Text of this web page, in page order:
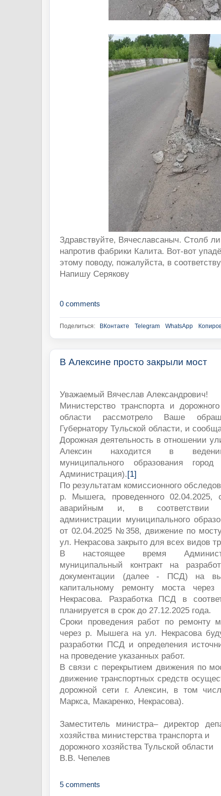
Здравствуйте, Вячеславсаныч. Столб
напротив фабрики Калита. Вот-вот
этому поводу, пожалуйста, в
Напишу Серякову
0 comments
Поделиться: ВКонтакте Telegram WhatsApp
В Алексине просто закрыли мост
Уважаемый Вячеслав Александрович!
Министерство транспорта и
области рассмотрело Ваше
Губернатору Тульской области, и
Дорожная деятельность в отношении
Алексин находится в
муниципального образования
Администрация).[1]
По результатам комиссионного
р. Мышега, проведенного 02.04.2025,
аварийным и, в соответствии
администрации муниципального
от 02.04.2025 №358, движение по
ул. Некрасова закрыто для всех видов
В настоящее время
муниципальный контракт на
документации (далее - ПСД) на
капитальному ремонту моста
Некрасова. Разработка ПСД в
планируется в срок до 27.12.2025 года.
Сроки проведения работ по ремонту
через р. Мышега на ул. Некрасова
разработки ПСД и определения
на проведение указанных работ.
В связи с перекрытием движения по
движение транспортных средств
дорожной сети г. Алексин, в том
Маркса, Макаренко, Некрасова).
Заместитель министра– директор
хозяйства министерства транспорта и
дорожного хозяйства Тульской области
В.В. Чепелев
5 comments